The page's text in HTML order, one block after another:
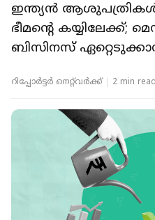
ഇന്ത്യൻ
ഭീമന്റെ കയ്യിലേക്ക്;
ബിസിനസ്
റിപ്പോർട്ടർ നെറ്റ്‌വര്‍ക്ക്‌ 2 min read